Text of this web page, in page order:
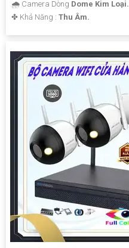
🌧️ Camera Dòng Dome Kim Loại.
️✤ Khả Năng : Thu Âm.